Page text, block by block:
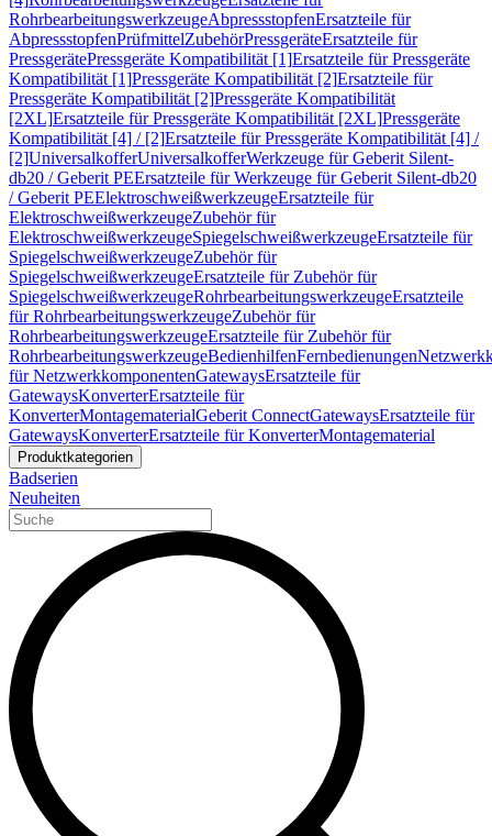
RohrbearbeitungswerkzeugeAbpressstopfenErsatzteile für
AbpressstopfenPrüfmittelZubehörPressgeräteErsatzteile für
PressgerätePressgeräte Kompatibilität [1]Ersatzteile für Pressgeräte
Kompatibilität [1]Pressgeräte Kompatibilität [2]Ersatzteile für
Pressgeräte Kompatibilität [2]Pressgeräte Kompatibilität
[2XL]Ersatzteile für Pressgeräte Kompatibilität [2XL]Pressgeräte
Kompatibilität [4] / [2]Ersatzteile für Pressgeräte Kompatibilität [4] /
[2]UniversalkofferUniversalkofferWerkzeuge für Geberit Silent-
db20 / Geberit PEErsatzteile für Werkzeuge für Geberit Silent-db20
/ Geberit PEElektroschweißwerkzeugeErsatzteile für
ElektroschweißwerkzeugeZubehör für
ElektroschweißwerkzeugeSpiegelschweißwerkzeugeErsatzteile für
SpiegelschweißwerkzeugeZubehör für
SpiegelschweißwerkzeugeErsatzteile für Zubehör für
SpiegelschweißwerkzeugeRohrbearbeitungswerkzeugeErsatzteile
für RohrbearbeitungswerkzeugeZubehör für
RohrbearbeitungswerkzeugeErsatzteile für Zubehör für
RohrbearbeitungswerkzeugeBedienhilfenFernbedienungen
für NetzwerkkomponentenGatewaysErsatzteile für
GatewaysKonverterErsatzteile für
KonverterMontagematerialGeberit ConnectGatewaysErsatzteile für
GatewaysKonverterErsatzteile für KonverterMontagematerial
Produktkategorien
Badserien
Neuheiten